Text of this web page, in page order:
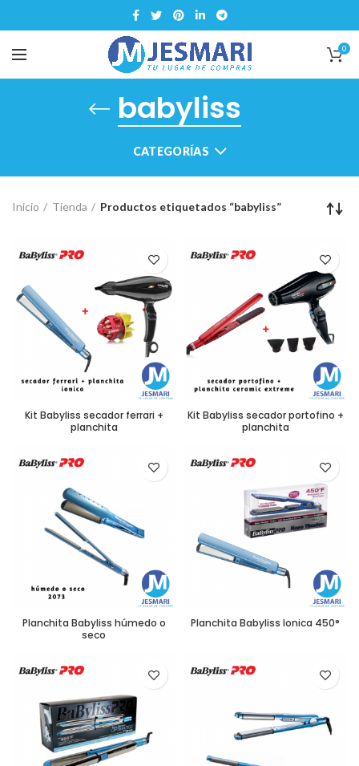
0
babyliss
CATEGORÍAS
Inicio Tienda Productos etiquetados “babyliss”
Kit Babyliss secador ferrari +
planchita
Kit Babyliss secador portofino +
planchita
Planchita Babyliss húmedo o
seco
Planchita Babyliss Ionica 450°